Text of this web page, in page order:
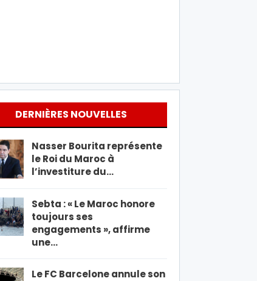
DERNIÈRES NOUVELLES
Nasser Bourita représente
le Roi du Maroc à
l’investiture du…
Sebta : « Le Maroc honore
toujours ses
engagements », affirme
une…
Le FC Barcelone annule son